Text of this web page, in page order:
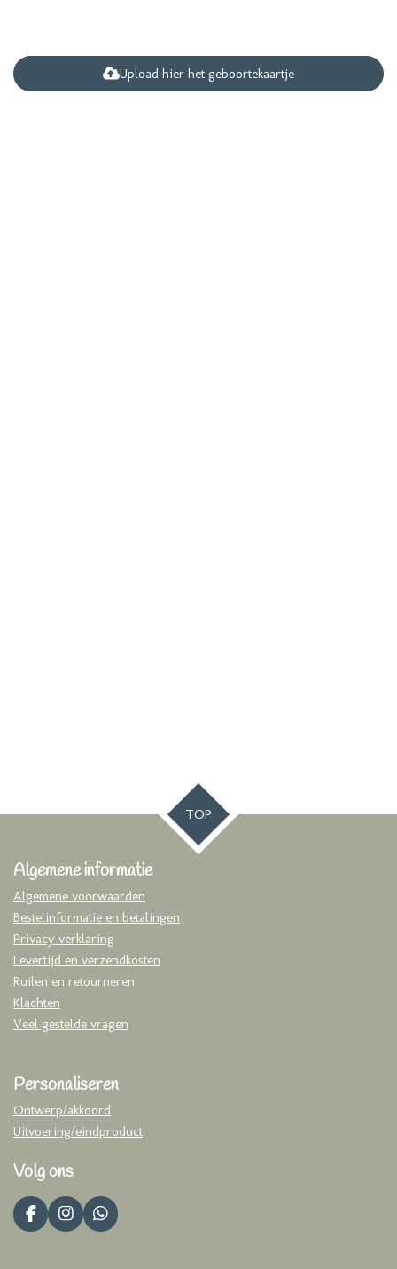
Upload hier het geboortekaartje
TOP
Algemene informatie
Algemene voorwaarden
Bestelinformatie en betalingen
Privacy verklaring
Levertijd en verzendkosten
Ruilen en retourneren
Klachten
Veel gestelde vragen
Personaliseren
Ontwerp/akkoord
Uitvoering/eindproduct
Volg ons
F
a
I
n
W
h